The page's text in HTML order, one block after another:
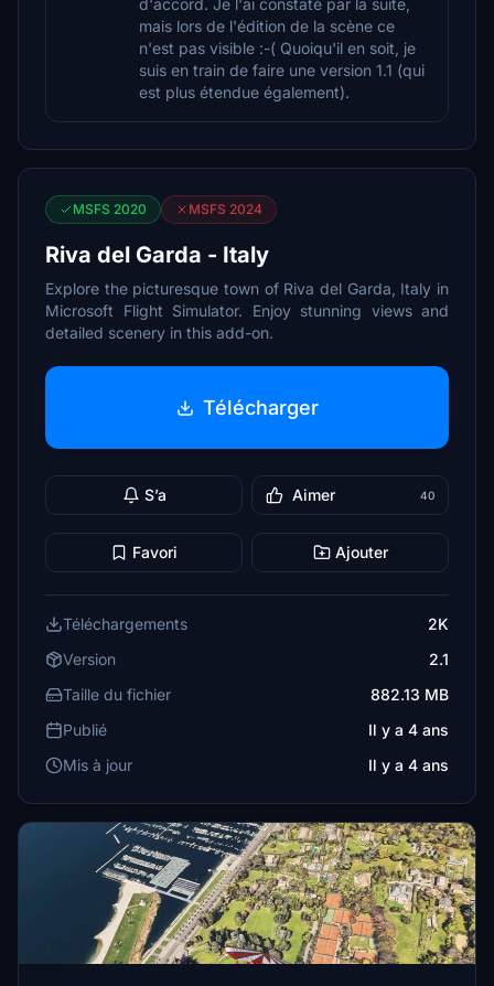
d'accord. Je l'ai constaté par la suite,
mais lors de l'édition de la scène ce
n'est pas visible :-( Quoiqu'il en soit, je
suis en train de faire une version 1.1 (qui
est plus étendue également).
MSFS 2020 MSFS 2024
Riva del Garda - Italy
Explore the picturesque town of Riva del Garda, Italy in
Microsoft Flight Simulator. Enjoy stunning views and
detailed scenery in this add-on.
Télécharger
S’a Aimer 40
Favori Ajouter
Téléchargements
2K
Version
2.1
Taille du fichier
882.13 MB
Publié
Il y a 4 ans
Mis à jour
Il y a 4 ans